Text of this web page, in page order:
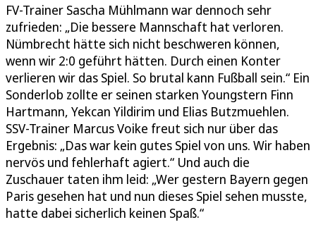
FV-Trainer Sascha Mühlmann war dennoch sehr
zufrieden: „Die bessere Mannschaft hat verloren.
Nümbrecht hätte sich nicht beschweren können,
wenn wir 2:0 geführt hätten. Durch einen Konter
verlieren wir das Spiel. So brutal kann Fußball sein.“ Ein
Sonderlob zollte er seinen starken Youngstern Finn
Hartmann, Yekcan Yildirim und Elias Butzmuehlen.
SSV-Trainer Marcus Voike freut sich nur über das
Ergebnis: „Das war kein gutes Spiel von uns. Wir haben
nervös und fehlerhaft agiert.“ Und auch die
Zuschauer taten ihm leid: „Wer gestern Bayern gegen
Paris gesehen hat und nun dieses Spiel sehen musste,
hatte dabei sicherlich keinen Spaß.“